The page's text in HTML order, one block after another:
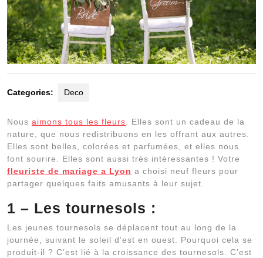
Categories: Deco
Nous aimons tous les fleurs. Elles sont un cadeau de la
nature, que nous redistribuons en les offrant aux autres.
Elles sont belles, colorées et parfumées, et elles nous
font sourire. Elles sont aussi très intéressantes ! Votre
fleuriste de mariage a Lyon a choisi neuf fleurs pour
partager quelques faits amusants à leur sujet.
1 – Les tournesols :
Les jeunes tournesols se déplacent tout au long de la
journée, suivant le soleil d’est en ouest. Pourquoi cela se
produit-il ? C’est lié à la croissance des tournesols. C’est